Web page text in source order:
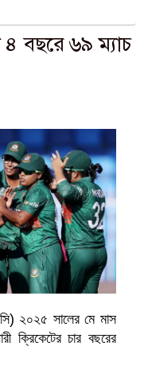
৪ বছরে ৬৯ ম্যাচ
২০২৫ সালের মে মাস
ক্রিকেটের চার বছরের